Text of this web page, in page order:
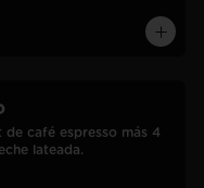
de café espresso más 4
lateada.